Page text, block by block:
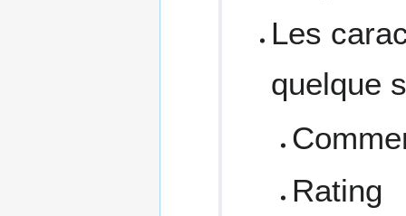
Les
quelque
Rating